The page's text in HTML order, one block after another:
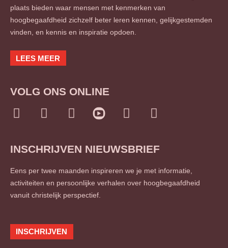
plaats bieden waar mensen met kenmerken van
hoogbegaafdheid zichzelf beter leren kennen, gelijkgestemden
vinden, en kennis en inspiratie opdoen.
LEES MEER
VOLG ONS ONLINE
I
t
g
r
a
F
e
o
o
k
f
L
k
d
i
n
i
n
T
t
e
r
S
n
c
l
INSCHRIJVEN NIEUWSBRIEF
Eens per twee maanden inspireren we je met informatie,
activiteiten en persoonlijke verhalen over hoogbegaafdheid
vanuit christelijk perspectief.
INSCHRIJVEN